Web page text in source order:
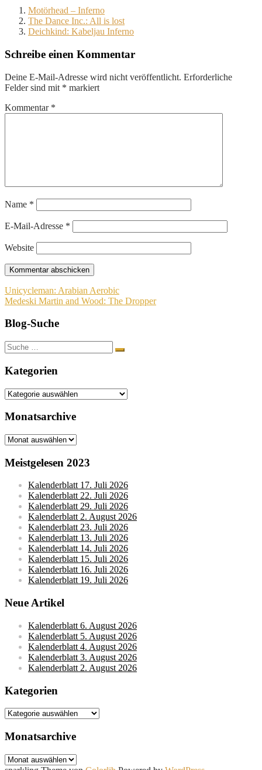
Motörhead – Inferno
The Dance Inc.: All is lost
Deichkind: Kabeljau Inferno
Schreibe einen Kommentar
Deine E-Mail-Adresse wird nicht veröffentlicht. Erforderliche
Felder sind mit * markiert
Kommentar *
Name *
E-Mail-Adresse *
Website
Beitragsnavigation
Unicycleman: Arabian Aerobic
Medeski Martin and Wood: The Dropper
Blog-Suche
Suche
nach:
Kategorien
Kategorien
Monatsarchive
Monatsarchive
Meistgelesen 2023
Kalenderblatt 17. Juli 2026
Kalenderblatt 22. Juli 2026
Kalenderblatt 29. Juli 2026
Kalenderblatt 2. August 2026
Kalenderblatt 23. Juli 2026
Kalenderblatt 13. Juli 2026
Kalenderblatt 14. Juli 2026
Kalenderblatt 15. Juli 2026
Kalenderblatt 16. Juli 2026
Kalenderblatt 19. Juli 2026
Neue Artikel
Kalenderblatt 6. August 2026
Kalenderblatt 5. August 2026
Kalenderblatt 4. August 2026
Kalenderblatt 3. August 2026
Kalenderblatt 2. August 2026
Kategorien
Kategorien
Monatsarchive
Monatsarchive